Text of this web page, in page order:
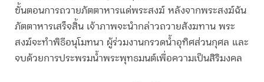
ขั้นตอนการถวายภัตตาหารแด่พระสงฆ์ หลังจากพระสงฆ์ฉัน
ภัตตาหารเสร็จสิ้น เจ้าภาพจะนำกล่าวถวายสังฆทาน พระ
สงฆ์จะทำพิธีอนุโมทนา ผู้ร่วมงานกรวดน้ำอุทิศส่วนกุศล และ
จบด้วยการประพรมน้ำพระพุทธมนต์เพื่อความเป็นสิริมงคล